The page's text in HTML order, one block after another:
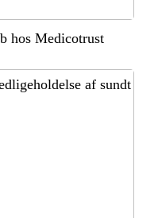
hos Medicotrust